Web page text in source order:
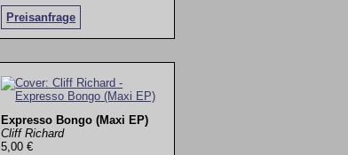
Preisanfrage
Expresso Bongo (Maxi EP)
Cliff Richard
5,00 €